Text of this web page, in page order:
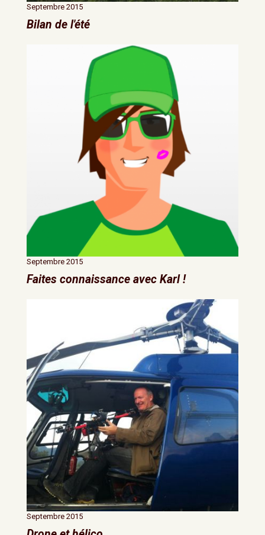
Septembre 2015
Bilan de l'été
Septembre 2015
Faites connaissance avec Karl !
Septembre 2015